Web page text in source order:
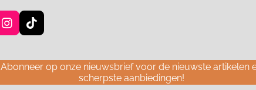
I
n
t
a
g
T
i
T
o
k
Abonneer op onze nieuwsbrief voor de nieuwste artikelen
scherpste aanbiedingen!